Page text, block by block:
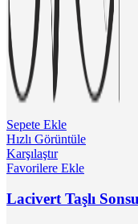
Sepete Ekle
Hızlı Görüntüle
Karşılaştır
Favorilere Ekle
Lacivert Taşlı